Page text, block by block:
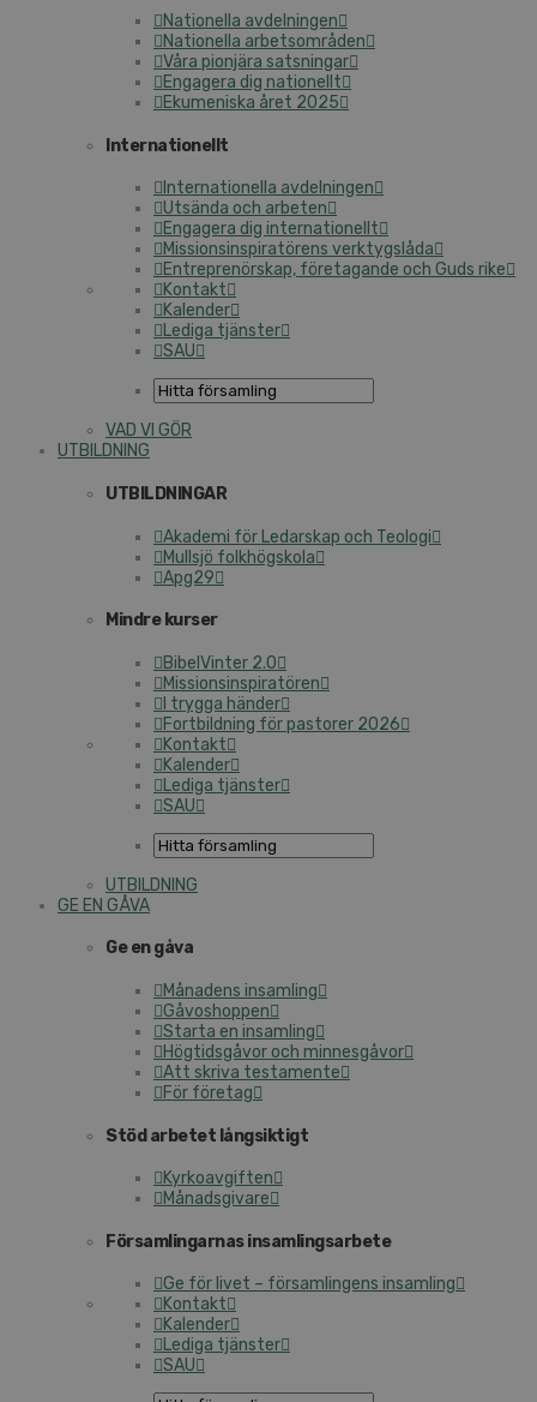
Nationella avdelningen
Nationella arbetsområden
Våra pionjära satsningar
Engagera dig nationellt
Ekumeniska året 2025
Internationellt
Internationella avdelningen
Utsända och arbeten
Engagera dig internationellt
Missionsinspiratörens verktygslåda
Entreprenörskap, företagande och Guds rike
Kontakt
Kalender
Lediga tjänster
SAU
VAD VI GÖR
UTBILDNING
UTBILDNINGAR
Akademi för Ledarskap och Teologi
Mullsjö folkhögskola
Apg29
Mindre kurser
BibelVinter 2.0
Missionsinspiratören
I trygga händer
Fortbildning för pastorer 2026
Kontakt
Kalender
Lediga tjänster
SAU
UTBILDNING
GE EN GÅVA
Ge en gåva
Månadens insamling
Gåvoshoppen
Starta en insamling
Högtidsgåvor och minnesgåvor
Att skriva testamente
För företag
Stöd arbetet långsiktigt
Kyrkoavgiften
Månadsgivare
Församlingarnas insamlingsarbete
Ge för livet – församlingens insamling
Kontakt
Kalender
Lediga tjänster
SAU